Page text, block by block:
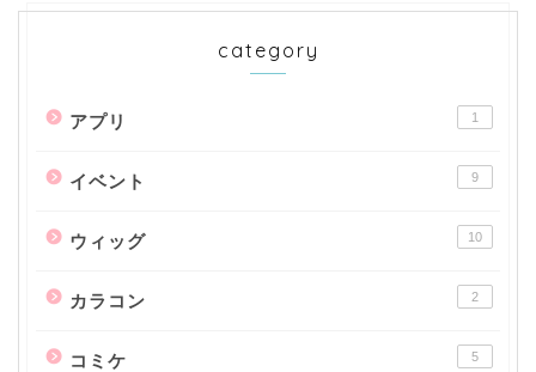
category
アプリ 1
イベント 9
ウィッグ 10
カラコン 2
コミケ 5